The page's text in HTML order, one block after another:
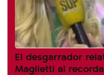
El desgarrador
Maglietti al